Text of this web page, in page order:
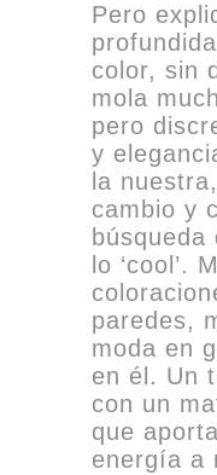
Pero
color, sin
mola
pero
y
la
cambio y
lo ‘cool’.
paredes,
moda en
en él. Un
con un
que
energía a